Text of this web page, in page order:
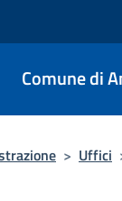
Comune di
> Uffici